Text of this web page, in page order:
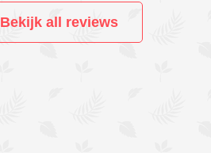
Bekijk all reviews